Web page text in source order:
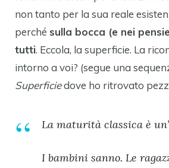
non tanto per la sua reale
perché sulla bocca (e nei
tutti. Eccola, la superficie. La
intorno a voi? (segue una
Superficiedove ho ritrovato
La maturità classica è
I bambini sanno. Le